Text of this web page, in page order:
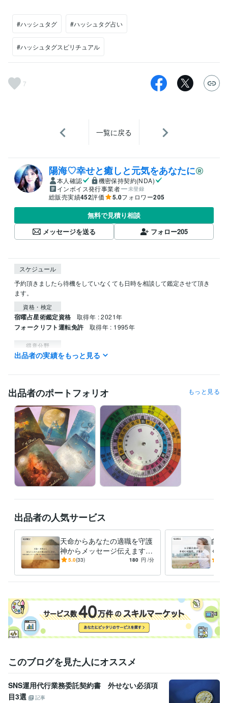
#ハッシュタグ #ハッシュタグ占い
#ハッシュタグスピリチュアル
7
一覧に戻る
陽海♡幸せと癒しと元気をあなたに
本人確認
機密保持契約(NDA)
インボイス発行事業者
未登録
総販売実績452評価 5.0フォロワー205
無料で見積り相談
メッセージを送る
フォロー205
スケジュール
予約頂きましたら待機をしていなくても日時を相談して鑑定させて頂き
ます。
資格・検定
宿曜占星術鑑定資格 取得年 : 2021年
フォークリフト運転免許 取得年 : 1995年
得意分野
悩み相談・カウンセリング オラクルカード
出品者の実績をもっと見る
出品者のポートフォリオ もっと見る
出品者の人気サービス
天命からあなたの適職を守護
神からメッセージ伝えます
才能を発揮し運気を味方につ
す❣️
5.0(33) 180 円 /分
自分
く
親子
す❣️
このブログを見た人にオススメ
SNS運用代行業務委託契約書 外せない必須項
目3選
記事